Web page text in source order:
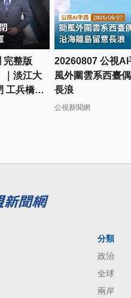
完整版
｜淡江大
工兵橋上
20260807 公視
風外圍雲系西臺
長浪
公視新聞網
分類
政治
全球
兩岸